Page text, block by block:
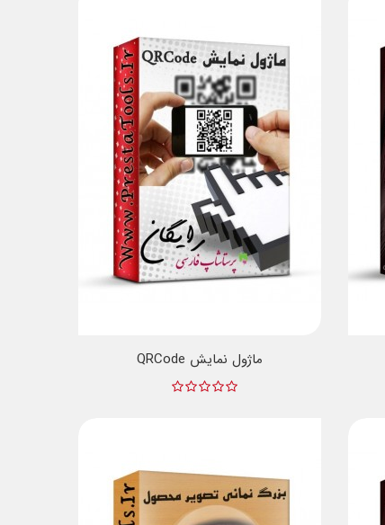
ماژول نمایش QRCode